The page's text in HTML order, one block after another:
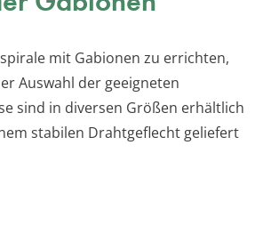
mit Gabionen zu errichten,
Auswahl der geeigneten
sind in diversen Größen erhältlich
stabilen Drahtgeflecht geliefert